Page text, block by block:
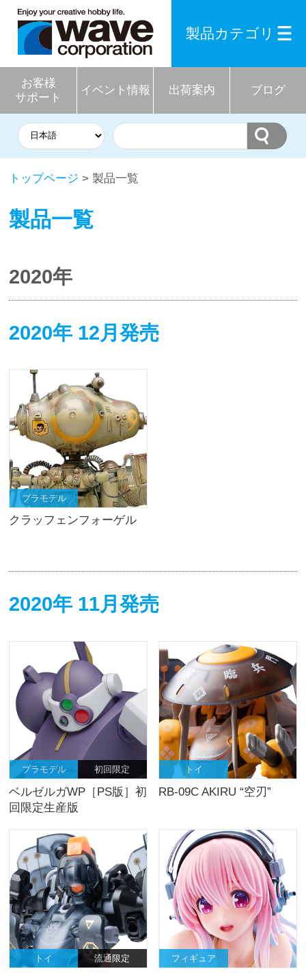
お客様
サポート
イベント情報 出荷案内 ブログ
製品カテゴリ
トップページ > 製品一覧
製品一覧
2020年
2020年 12月発売
プラモデル
クラッフェンフォーゲル
2020年 11月発売
プラモデル 初回限定
ベルゼルガWP［PS版］初
回限定生産版
トイ
RB-09C AKIRU “空刃”
トイ 流通限定 フィギュア